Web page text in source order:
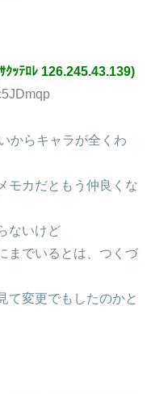
ｯﾃﾛﾚ 126.245.43.139)
からキャラが全くわ
モカだともう仲良くな
ないけど
までいるとは、つくづ
て変更でもしたのかと